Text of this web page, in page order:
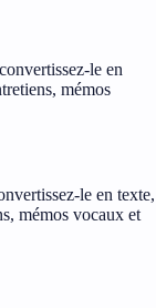
le en
mémos
le en texte,
mémos vocaux et